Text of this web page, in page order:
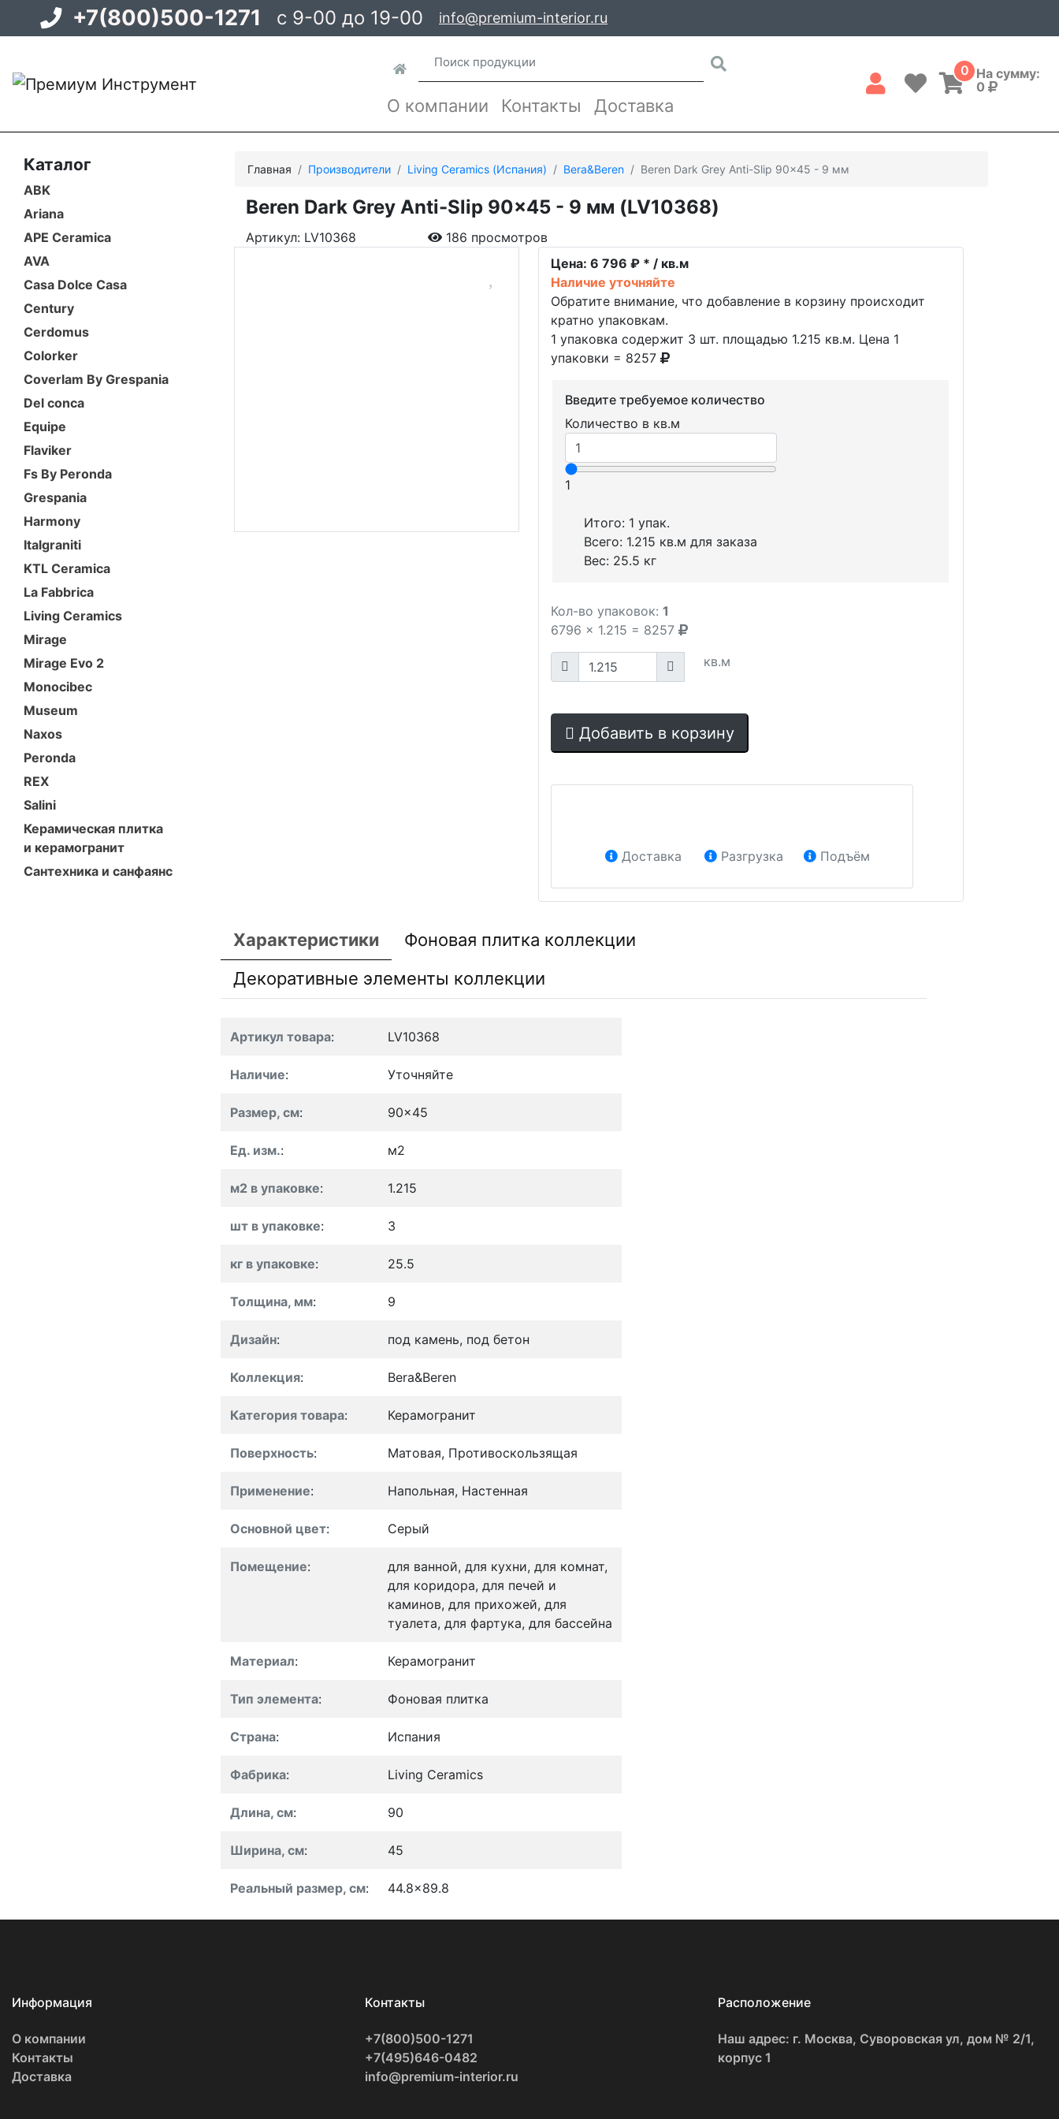
+7(800)500-1271 с 9-00 до 19-00 info@premium-interior.ru
О компании Контакты Доставка
0 На сумму:
0
Каталог
ABK
Ariana
APE Ceramica
AVA
Casa Dolce Casa
Century
Cerdomus
Colorker
Coverlam By Grespania
Del conca
Equipe
Flaviker
Fs By Peronda
Grespania
Harmony
Italgraniti
KTL Ceramica
La Fabbrica
Living Ceramics
Mirage
Mirage Evo 2
Monocibec
Museum
Naxos
Peronda
REX
Salini
Керамическая плитка
и керамогранит
Сантехника и санфаянс
Главная Производители Living Ceramics (Испания) Bera&Beren Beren Dark Grey Anti-Slip 90x45 - 9 мм
Beren Dark Grey Anti-Slip 90x45 - 9 мм (LV10368)
Артикул: LV10368
186 просмотров
Цена: 6 796 ₽ * / кв.м
Наличие уточняйте
Обратите внимание, что добавление в корзину происходит
кратно упаковкам.
1 упаковка содержит 3 шт. площадью 1.215 кв.м. Цена 1
упаковки = 8257
Введите требуемое количество
Количество в кв.м
1
Итого: 1 упак.
Всего: 1.215 кв.м для заказа
Вес: 25.5 кг
Кол-во упаковок: 1
6796 x 1.215 = 8257
кв.м
Добавить в корзину
Доставка Разгрузка Подъём
Характеристики
Фоновая плитка коллекции
Декоративные элементы коллекции
Артикул товара: LV10368
Наличие: Уточняйте
Размер, см: 90x45
Ед. изм.: м2
м2 в упаковке: 1.215
шт в упаковке: 3
кг в упаковке: 25.5
Толщина, мм: 9
Дизайн: под камень, под бетон
Коллекция: Bera&Beren
Категория товара: Керамогранит
Поверхность: Матовая, Противоскользящая
Применение: Напольная, Настенная
Основной цвет: Серый
Помещение:
для ванной, для кухни, для комнат,
для коридора, для печей и
каминов, для прихожей, для
туалета, для фартука, для бассейна
Материал: Керамогранит
Тип элемента: Фоновая плитка
Страна: Испания
Фабрика: Living Ceramics
Длина, см: 90
Ширина, см: 45
Реальный размер, см: 44.8x89.8
Информация
О компании
Контакты
Доставка
Контакты
+7(800)500-1271
+7(495)646-0482
info@premium-interior.ru
Расположение
Наш адрес: г. Москва, Суворовская ул, дом № 2/1,
корпус 1